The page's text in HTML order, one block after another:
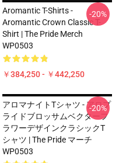
Aromantic T-Shirts -
Aromantic Crown Classic T-
Shirt | The Pride Merch
WP0503
￥384,250 - ￥442,250
-20%
アロマナイトTシャツ - アロプ
ライドブロッサムベクターフ
ラワーデザインクラシックT
シャツ | The Pride マーチ
WP0503
-20%